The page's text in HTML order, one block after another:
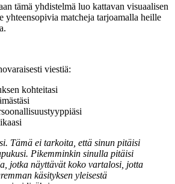
tämä yhdistelmä luo kattavan visuaalisen
yhteensopivia matcheja tarjoamalla heille
viestiä:
kohteitasi
Tämä ei tarkoita, että sinun pitäisi
Pikemminkin sinulla pitäisi
jotka näyttävät koko vartalosi, jotta
käsityksen yleisestä